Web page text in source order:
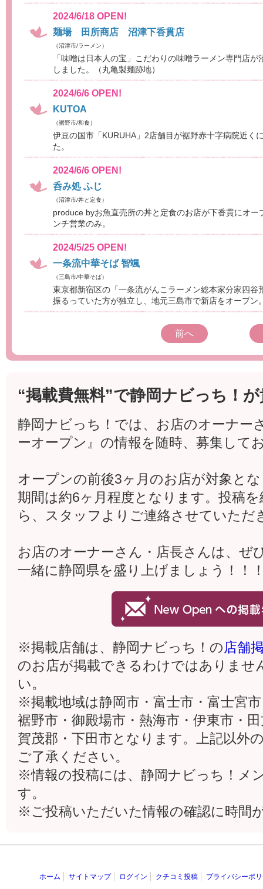
2024/6/18 OPEN!
麺場 田所商店 沼津下香貫店
（沼津市/ラーメン）
「味噌は日本人の宝」こだわりの味噌ラーメン専門店が
しました。（丸亀製麺跡地）
2024/6/6 OPEN!
KUTOA
（裾野市/和食）
伊豆の国市「KURUHA」2店舗目が裾野赤十字病院近く
た。
2024/6/6 OPEN!
呑み処 ふじ
（沼津市/丼と定食）
produce byお魚直売所の丼と定食のお店が下香貫にオー
ンチ営業のみ。
2024/5/25 OPEN!
一条流中華そば 智颯
（三島市/中華そば）
東京都新宿区の「一条流がんこラーメン総本家分家四谷
振るっていた方が独立し、地元三島市で新店をオープン
前へ
“掲載費無料”で静岡ナビっち！
静岡ナビっち！では、お店のオーナー
ーオープン』の情報を随時、募集して
オープンの前後3ヶ月のお店が対象と
期間は約6ヶ月程度となります。投稿
ら、スタッフよりご連絡させていただ
お店のオーナーさん・店長さんは、ぜ
一緒に静岡県を盛り上げましょう！！
※掲載店舗は、静岡ナビっち！の店舗
のお店が掲載できるわけではありませ
い。
※掲載地域は静岡市・富士市・富士宮
裾野市・御殿場市・熱海市・伊東市・
賀茂郡・下田市となります。上記以外
ご了承ください。
※情報の投稿には、静岡ナビっち！メ
す。
※ご投稿いただいた情報の確認に時間
ホーム サイトマップ ログイン クチコミ投稿 プライバシーポ